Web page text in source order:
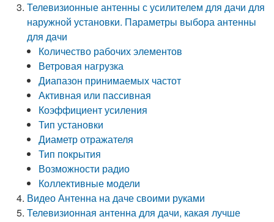
Телевизионные антенны с усилителем для дачи для
наружной установки. Параметры выбора антенны
для дачи
Количество рабочих элементов
Ветровая нагрузка
Диапазон принимаемых частот
Активная или пассивная
Коэффициент усиления
Тип установки
Диаметр отражателя
Тип покрытия
Возможности радио
Коллективные модели
Видео Антенна на даче своими руками
Телевизионная антенна для дачи, какая лучше